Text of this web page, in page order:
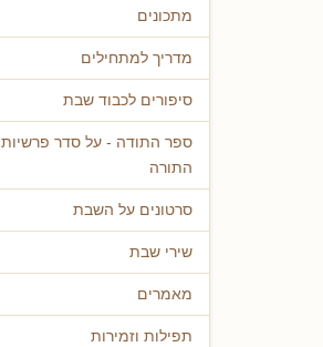
מתכונים
מדריך למתחילים
סיפורים לכבוד שבת
ספר התודה - על סדר פרשיות
התורה
סרטונים על השבת
שירי שבת
מאמרים
תפילות וזמירות